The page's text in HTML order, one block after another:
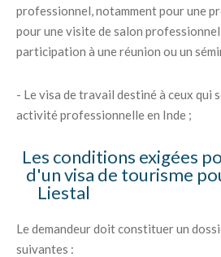
professionnel, notamment pour une
pour une visite de salon
participation à une réunion ou un
- Le visa de travail destiné à ceux qui
activité professionnelle en Inde ;
Les conditions exigées
d'un visa de tourisme
Liestal
Le demandeur doit constituer un
suivantes :